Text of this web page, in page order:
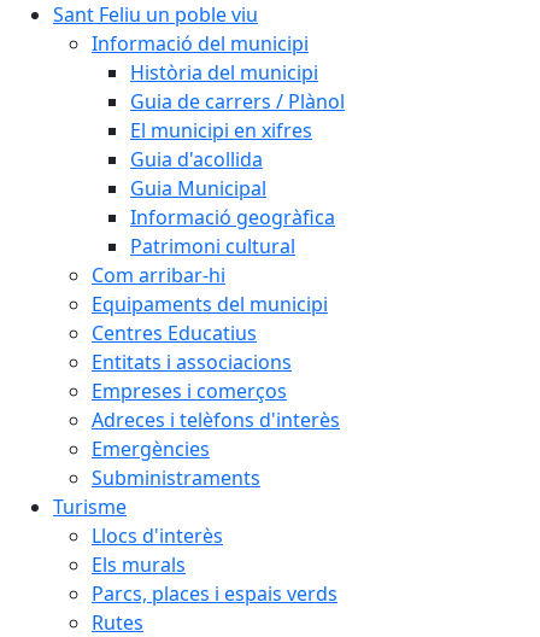
Sant Feliu un poble viu
Informació del municipi
Història del municipi
Guia de carrers / Plànol
El municipi en xifres
Guia d'acollida
Guia Municipal
Informació geogràfica
Patrimoni cultural
Com arribar-hi
Equipaments del municipi
Centres Educatius
Entitats i associacions
Empreses i comerços
Adreces i telèfons d'interès
Emergències
Subministraments
Turisme
Llocs d'interès
Els murals
Parcs, places i espais verds
Rutes